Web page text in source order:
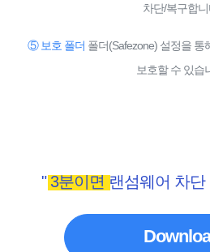
차단/복구합니
⑤ 보호 폴더 폴더(Safezone) 설정을
보호할 수 있습
" 3분이면 랜섬웨어 차